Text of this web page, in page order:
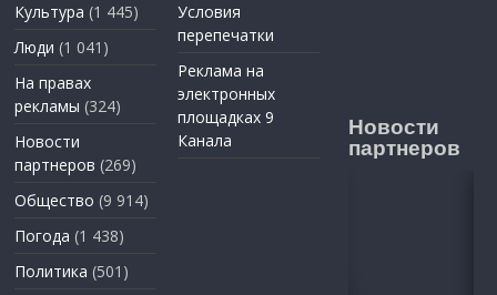
Культура (1 445)
Люди (1 041)
На правах
рекламы (324)
Новости
партнеров (269)
Общество (9 914)
Погода (1 438)
Политика (501)
Условия
перепечатки
Реклама на
электронных
площадках 9
Канала
Новости
партнеров